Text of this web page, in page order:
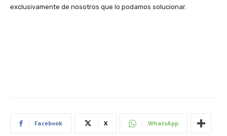
exclusivamente de nosotros que lo podamos solucionar.
Facebook X WhatsApp